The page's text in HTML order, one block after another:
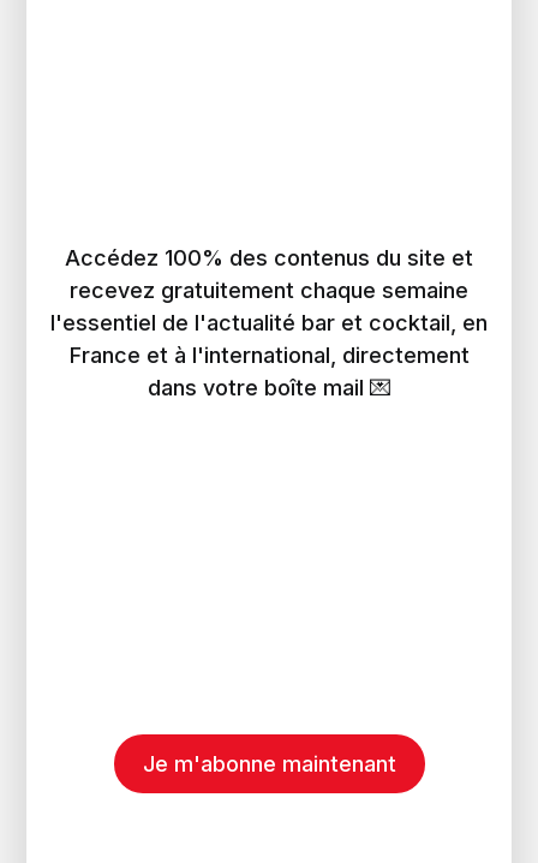
Accédez 100% des contenus du site et
recevez gratuitement chaque semaine
l'essentiel de l'actualité bar et cocktail, en
France et à l'international, directement
dans votre boîte mail 💌
Je m'abonne maintenant